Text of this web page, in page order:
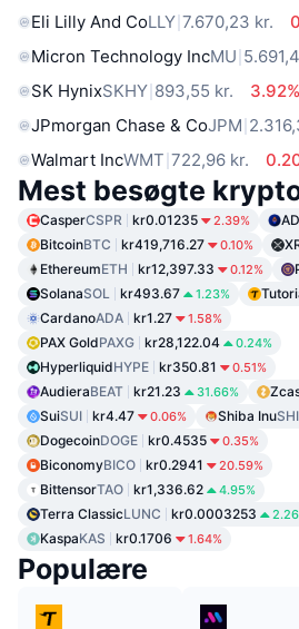
Eli Lilly And CoLLY 7.670,23 kr.
Micron Technology IncMU
SK HynixSKHY 893,55 kr.
3.92%
JPmorgan Chase & CoJPM
Walmart IncWMT 722,96 kr.
Mest besøgte
CasperCSPR kr0.01235 2.39%
BitcoinBTC kr419,716.27 0.10%
EthereumETH kr12,397.33 0.12%
SolanaSOL kr493.67 1.23%
CardanoADA kr1.27 1.58%
PAX GoldPAXG kr28,122.04 0.24%
HyperliquidHYPE kr350.81 0.51%
AudieraBEAT kr21.23 31.66%
SuiSUI kr4.47 0.06% Shiba Inu
DogecoinDOGE kr0.4535 0.35%
BiconomyBICO kr0.2941 20.59%
BittensorTAO kr1,336.62 4.95%
Terra ClassicLUNC kr0.0003253
KaspaKAS kr0.1706 1.64%
Populære